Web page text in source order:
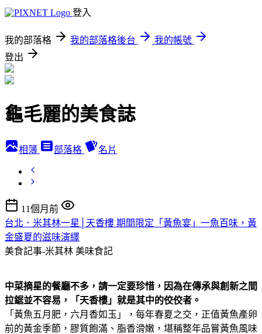
登入
我的部落格 我的部落格後台
我的帳號
登出
龜毛麗的美食誌
相簿 部落格 名片
11個月前
台北．米其林一星│天香樓 期間限定「黃魚宴」一魚百味，黃
金盛夏的滋味演繹
美食記事-米其林 美味食記
中菜摘星的餐廳不多，請一定要珍惜，因為在傳承與創新之間
拉鋸並不容易，「天香樓」就是其中的佼佼者。
「黃魚五月肥，六月香如玉」，每年春夏之交，正值黃魚產卵
前的黃金季節，膠質飽滿、脂香滑嫩，堪稱整年品嘗黃魚風味